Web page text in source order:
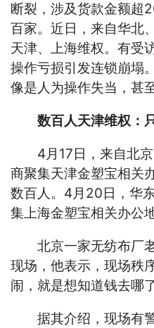
断裂，涉及货款金额超
百家。近日，来自华北
天津、上海维权。有受
操作亏损引发连锁崩塌
像是人为操作失当，甚
数百人天津维权：
4月17日，来自北京
商聚集天津金塑宝相关
数百人。4月20日，华
集上海金塑宝相关办公
北京一家无纺布厂老
现场，他表示，现场秩
闹，就是想知道钱去哪
据其介绍，现场有警